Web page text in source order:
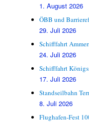
1. August 2026
ÖBB und
29. Juli 2026
Schifffahrt
24. Juli 2026
Schifffahrt
17. Juli 2026
Standseilbahn
8. Juli 2026
Flughafen-Fest